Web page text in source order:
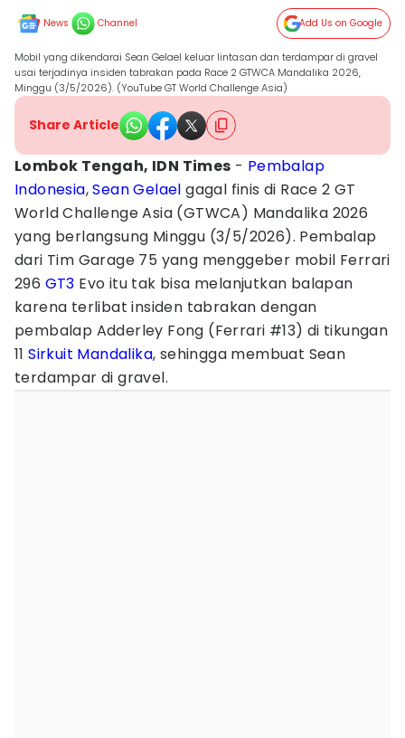
News Channel Add Us on Google
Mobil yang dikendarai Sean Gelael keluar lintasan dan terdampar di gravel
usai terjadinya insiden tabrakan pada Race 2 GTWCA Mandalika 2026,
Minggu (3/5/2026). (YouTube GT World Challenge Asia)
Share Article
Lombok Tengah, IDN Times - Pembalap
Indonesia,Sean Gelael gagal finis di Race 2 GT
World Challenge Asia (GTWCA) Mandalika 2026
yang berlangsung Minggu (3/5/2026). Pembalap
dari Tim Garage 75 yang menggeber mobil Ferrari
296 GT3 Evo itu tak bisa melanjutkan balapan
karena terlibat insiden tabrakan dengan
pembalap Adderley Fong (Ferrari #13) di tikungan
11Sirkuit Mandalika, sehingga membuat Sean
terdampar di gravel.